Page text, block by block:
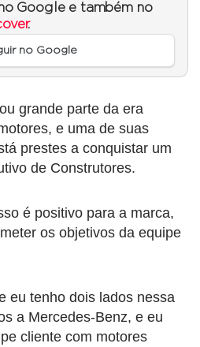
Google e também no
.
no Google
grande parte da era
e uma de suas
prestes a conquistar um
de Construtores.
é positivo para a marca,
os objetivos da equipe
eu tenho dois lados nessa
a Mercedes-Benz, e eu
cliente com motores